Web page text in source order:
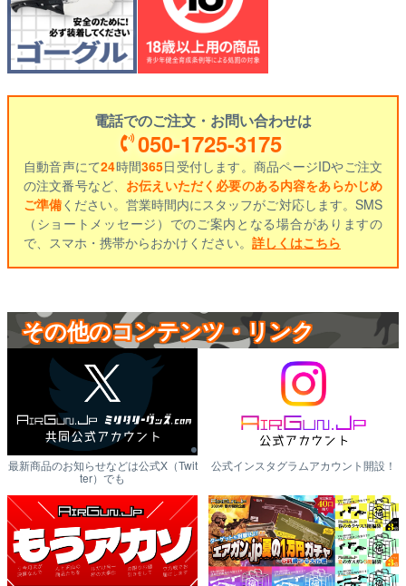
電話でのご注文・お問い合わせは
050-1725-3175
自動音声にて24時間365日受付します。商品ページIDやご注文
の注文番号など、 お伝えいただく必要のある内容をあらかじめ
ご準備ください。営業時間内にスタッフがご対応します。SMS
（ショートメッセージ）でのご案内となる場合がありますの
で、スマホ・携帯からおかけください。 詳しくはこちら
その他のコンテンツ・リンク
最新商品のお知らせなどは公式X（Twit
ter）でも
公式インスタグラムアカウント開設！